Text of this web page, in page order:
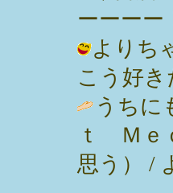
ーーーー
よりち
こう好き
うちに
ｔ Ｍｅ
思う） /